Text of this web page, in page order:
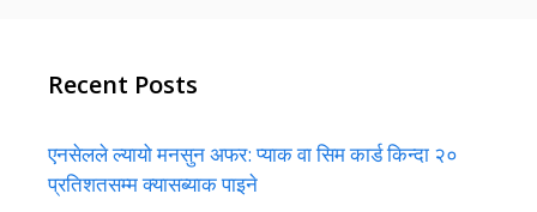
Recent Posts
एनसेलले ल्यायो मनसुन अफर: प्याक वा सिम कार्ड किन्दा २०
प्रतिशतसम्म क्यासब्याक पाइने